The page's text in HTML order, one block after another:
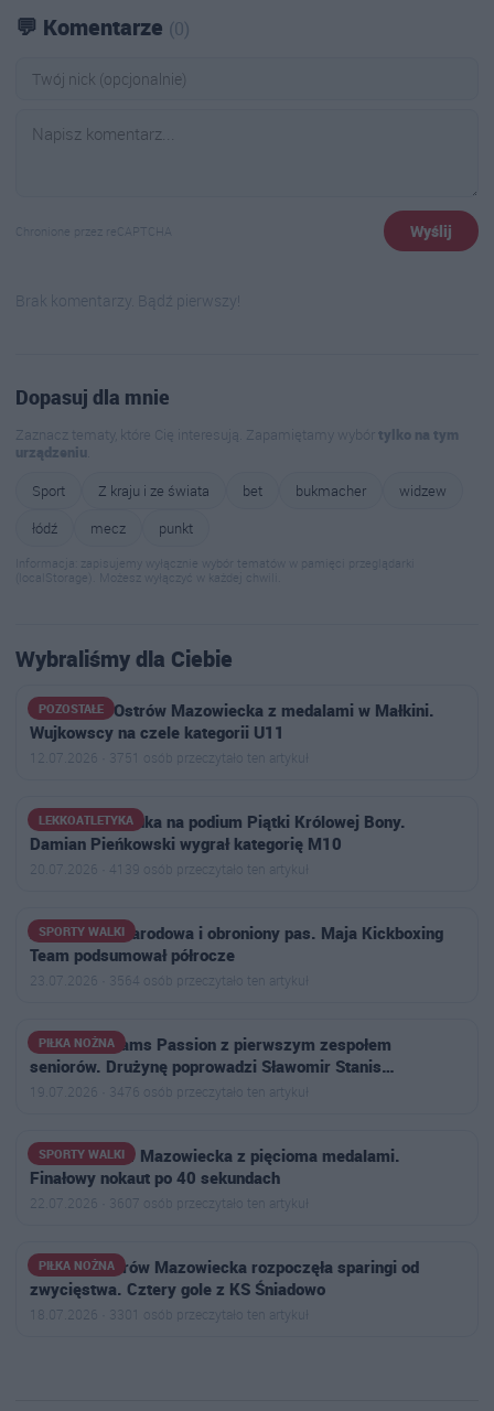
💬 Komentarze (0)
Chronione przez reCAPTCHA Wyślij
Brak komentarzy. Bądź pierwszy!
Dopasuj dla mnie
Zaznacz tematy, które Cię interesują. Zapamiętamy wybórtylko na tym
urządzeniu.
Sport
Z kraju i ze świata bet bukmacher
widzew
łódź
mecz punkt
Informacja: zapisujemy wyłącznie wybór tematów w pamięci przeglądarki
(localStorage). Możesz wyłączyć w każdej chwili.
Wybraliśmy dla Ciebie
POZOSTAŁE
Badminton Ostrów Mazowiecka z medalami w Małkini.
Wujkowscy na czele kategorii U11
12.07.2026 · 3751 osób przeczytało ten artykuł
LEKKOATLETYKA
MKS Ostrowianka na podium Piątki Królowej Bony.
Damian Pieńkowski wygrał kategorię M10
20.07.2026 · 4139 osób przeczytało ten artykuł
SPORTY WALKI
Złoto, kadra narodowa i obroniony pas. Maja Kickboxing
Team podsumował półrocze
23.07.2026 · 3564 osób przeczytało ten artykuł
PIŁKA NOŻNA
Football Dreams Passion z pierwszym zespołem
seniorów. Drużynę poprowadzi Sławomir Stanis…
19.07.2026 · 3476 osób przeczytało ten artykuł
SPORTY WALKI
Goryle Ostrów Mazowiecka z pięcioma medalami.
Finałowy nokaut po 40 sekundach
22.07.2026 · 3607 osób przeczytało ten artykuł
PIŁKA NOŻNA
Ostrovia Ostrów Mazowiecka rozpoczęła sparingi od
zwycięstwa. Cztery gole z KS Śniadowo
18.07.2026 · 3301 osób przeczytało ten artykuł